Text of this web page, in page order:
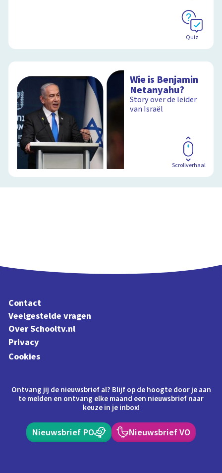
Quiz
Wie is Benjamin
Netanyahu?
Story over de leider
van Israël
Scrollverhaal
Contact
Veelgestelde vragen
Over Schooltv.nl
Privacy
Cookies
Ontvang jij de nieuwsbrief al? Blijf op de hoogte door je aan
te melden en ontvang elke maand een nieuwsbrief naar
keuze in je inbox!
Nieuwsbrief PO Nieuwsbrief VO